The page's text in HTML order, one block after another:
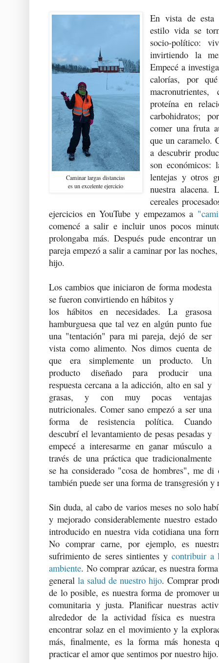
Caminar largas distancias
es un excelente ejercicio
En vista de esta
estilo vida se
socio-político:
invirtiendo la
Empecé a
calorías, por
proteína en
carbohidratos;
comer una fruta
que un caramelo.
a descubrir
son económicos:
lentejas y otros
nuestra alacena.
cereales
ejercicios en YouTube y empezamos a
comencé a salir e incluir unos pocos
prolongaba más. Después pude encontrar
pareja empezó a salir a caminar por las
hijo.
Los cambios que iniciaron de forma modesta
se fueron convirtiendo en hábitos y
los hábitos en necesidades. La grasosa
hamburguesa que tal vez en algún punto fue
una "tentación" para mi pareja, dejó de ser
vista como alimento. Nos dimos cuenta de
que era simplemente un producto. Un
producto diseñado para producir una
respuesta cercana a la adicción, alto en sal y
grasas, y con muy pocas ventajas
nutricionales. Comer sano empezó a ser una
forma de resistencia política. Cuando
descubrí el levantamiento de pesas pesadas y
empecé a interesarme en ganar músculo a
través de una práctica que tradicionalmente
se ha considerado "cosa de hombres", me
también puede ser una forma de transgresión
Sin duda, al cabo de varios meses no solo
y mejorado considerablemente nuestro
introducido en nuestra vida cotidiana una
No comprar carne, por ejemplo, es
sufrimiento de seres sintientes ycontribuir a
ambiente. No comprar azúcar, es nuestra
general la salud de nuestro hijo. Comprar
de lo posible, es nuestra forma de promover
comunitaria y justa. Planificar nuestras
alrededor de la actividad física es
encontrar solaz en el movimiento y la
más, finalmente, es la forma más honesta
practicar el amor que sentimos por nuestro hijo.